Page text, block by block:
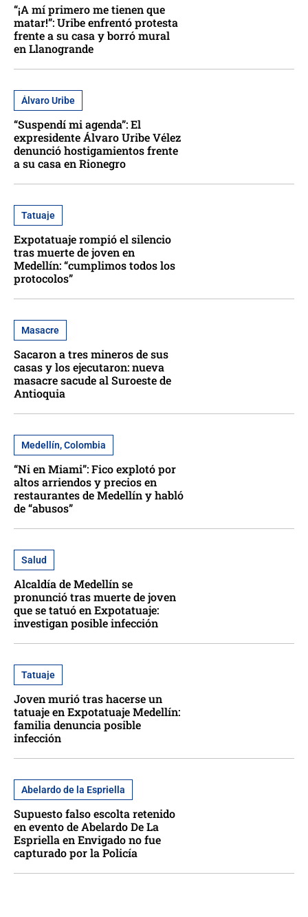
“¡A mí primero me tienen que
matar!”: Uribe enfrentó protesta
frente a su casa y borró mural
en Llanogrande
Álvaro Uribe
“Suspendí mi agenda”: El
expresidente Álvaro Uribe Vélez
denunció hostigamientos frente
a su casa en Rionegro
Tatuaje
Expotatuaje rompió el silencio
tras muerte de joven en
Medellín: “cumplimos todos los
protocolos”
Masacre
Sacaron a tres mineros de sus
casas y los ejecutaron: nueva
masacre sacude al Suroeste de
Antioquia
Medellín, Colombia
“Ni en Miami”: Fico explotó por
altos arriendos y precios en
restaurantes de Medellín y habló
de “abusos”
Salud
Alcaldía de Medellín se
pronunció tras muerte de joven
que se tatuó en Expotatuaje:
investigan posible infección
Tatuaje
Joven murió tras hacerse un
tatuaje en Expotatuaje Medellín:
familia denuncia posible
infección
Abelardo de la Espriella
Supuesto falso escolta retenido
en evento de Abelardo De La
Espriella en Envigado no fue
capturado por la Policía